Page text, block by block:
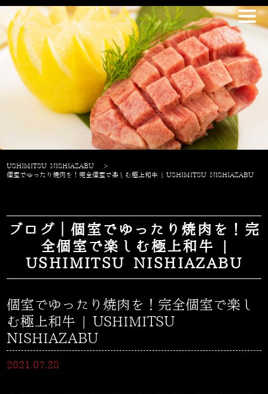
USHIMITSU NISHIAZABU
>
個室でゆったり焼肉を！完全個室で楽しむ極上和牛 | USHIMITSU NISHIAZABU
ブログ｜個室でゆったり焼肉を！完
全個室で楽しむ極上和牛 |
USHIMITSU NISHIAZABU
個室でゆったり焼肉を！完全個室で楽し
む極上和牛 | USHIMITSU
NISHIAZABU
2021.07.28